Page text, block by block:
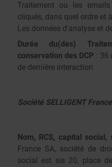
Traitement ou les
cliqués, dans quel ordre et
Les données d'analyse et
Durée du(des)
conservation des DCP : 36
de dernière interaction
Société SELLIGENT
Nom, RCS, capital social,
France SA, société de
social est sis 20, place